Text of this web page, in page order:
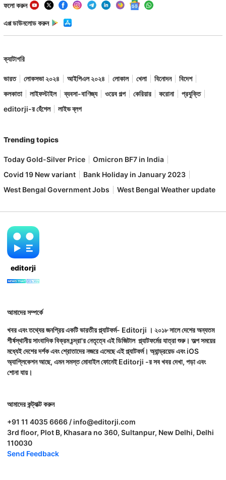
ফলো করুন
এপ্প ডাউনলোড করুন
ক্যাটাগরি
ভারত লোকসভা ২০২৪ আইপিএল ২০২৪ লোকাল খেলা বিনোদন
বিদেশ
কলকাতা
লাইফস্টাইল ব্যবসা-বাণিজ্য ওয়েব গল্প কেরিয়ার করোনা
প্রযুক্তি
editorji-র হেঁশেল
লাইভ ব্লগ
Trending topics
Today Gold-Silver Price
Omicron BF7 in India
Covid 19 New variant
Bank Holiday in January 2023
West Bengal Government Jobs
West Bengal Weather update
editorji
আমাদের সম্পর্কে
খবর এবং তথ্যের জনপ্রিয় একটি ভারতীয় প্ল্যাটফর্ম- Editorji । ২০১৮ সালে দেশের অন্যতম
শীর্ষস্থানীয় সাংবাদিক বিক্রম চন্দ্রা'র নেতৃত্বে এই ডিজিটাল প্ল্যাটফর্মের যাত্রা শুরু। অল্প সময়ের
মধ্যেই দেশের দর্শক এবং শ্রোতাদের নজরে এসেছে এই প্ল্যাটফর্ম। অ্যান্ড্রয়েড এবং iOS
অ্যাপ্লিকেশন আছে, এমন সমস্ত মোবাইল ফোনেই Editorji -র সব খবর দেখা, পড়া এবং
শোনা যায়।
আমাদের কন্ট্যাক্ট করুন
+91 11 4035 6666 / info@editorji.com
3rd floor, Plot B, Khasara no 360, Sultanpur, New Delhi, Delhi
110030
Send Feedback